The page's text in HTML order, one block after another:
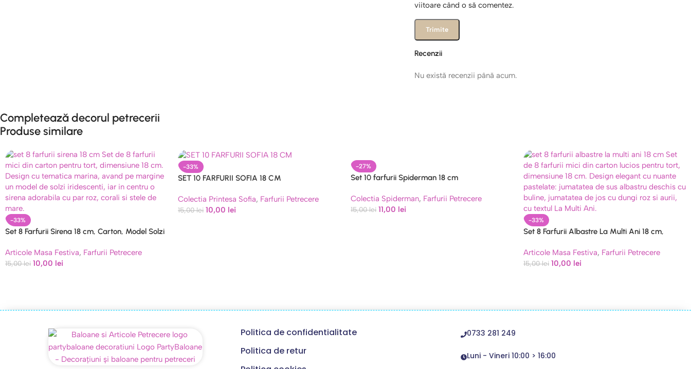
Recenzii
Nu există recenzii până acum.
viitoare când o să comentez.
Completează decorul petrecerii
Produse similare
-33%
Set 8 Farfurii Sirena 18 cm, Carton, Model Solzi
Articole Masa Festiva, Farfurii Petrecere
15,00lei 10,00 lei
-33%
SET 10 FARFURII SOFIA 18 CM
Colectia Printesa Sofia, Farfurii Petrecere
15,00lei 10,00 lei
-27%
Set 10 farfurii Spiderman 18 cm
Colectia Spiderman, Farfurii Petrecere
15,00lei 11,00 lei
-33%
Set 8 Farfurii Albastre La Multi Ani 18 cm,
Articole Masa Festiva, Farfurii Petrecere
15,00lei 10,00 lei
Politica de confidentialitate
Politica de retur
0733 281 249
Luni - Vineri 10:00 > 16:00